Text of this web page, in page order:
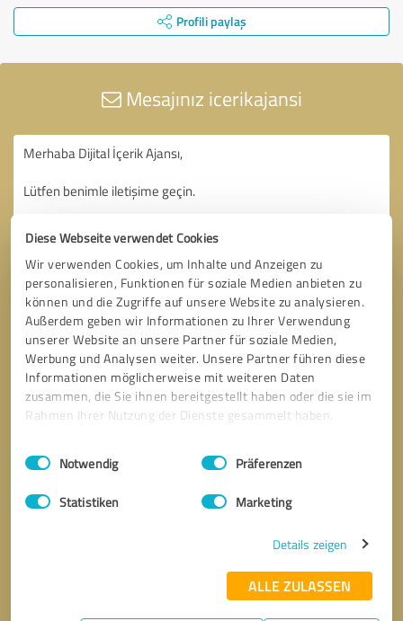
Diese Webseite verwendet Cookies
Wir verwenden Cookies, um Inhalte und Anzeigen zu
personalisieren, Funktionen für soziale Medien anbieten zu
können und die Zugriffe auf unsere Website zu analysieren.
Außerdem geben wir Informationen zu Ihrer Verwendung
unserer Website an unsere Partner für soziale Medien,
Werbung und Analysen weiter. Unsere Partner führen diese
Informationen möglicherweise mit weiteren Daten
zusammen, die Sie ihnen bereitgestellt haben oder die sie im
Rahmen Ihrer Nutzung der Dienste gesammelt haben.
Impressum Datenschutzbestimmungen
Einwilligungsauswahl
Notwendig Präferenzen
Statistiken Marketing
Details zeigen
ALLE ZULASSEN
Profili paylaş
Mesajınız icerikajansi
Geri arama talebi